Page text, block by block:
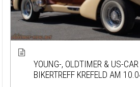
YOUNG-, OLDTIMER & US-
BIKERTREFF KREFELD AM